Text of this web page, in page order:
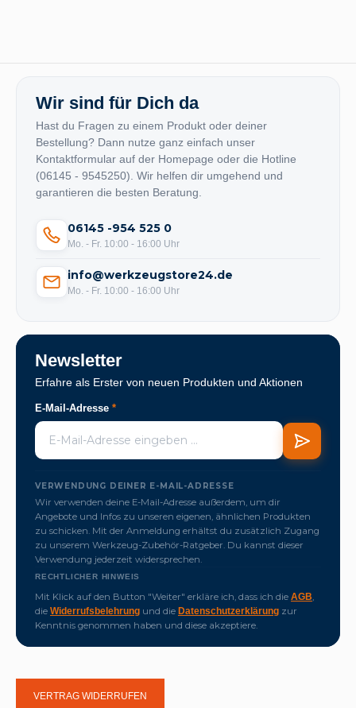
Wir sind für Dich da
Hast du Fragen zu einem Produkt oder deiner
Bestellung? Dann nutze ganz einfach unser
Kontaktformular auf der Homepage oder die Hotline
(06145 - 9545250). Wir helfen dir umgehend und
garantieren die besten Beratung.
06145 -954 525 0
Mo. - Fr. 10:00 - 16:00 Uhr
info@werkzeugstore24.de
Mo. - Fr. 10:00 - 16:00 Uhr
Newsletter
Erfahre als Erster von neuen Produkten und Aktionen
E-Mail-Adresse *
VERWENDUNG DEINER E-MAIL-ADRESSE
Wir verwenden deine E-Mail-Adresse außerdem, um dir
Angebote und Infos zu unseren eigenen, ähnlichen Produkten
zu schicken. Mit der Anmeldung erhältst du zusätzlich Zugang
zu unserem Werkzeug-Zubehör-Ratgeber. Du kannst dieser
Verwendung jederzeit widersprechen.
RECHTLICHER HINWEIS
Mit Klick auf den Button "Weiter" erkläre ich, dass ich die AGB,
die Widerrufsbelehrung und die Datenschutzerklärung zur
Kenntnis genommen haben und diese akzeptiere.
VERTRAG WIDERRUFEN